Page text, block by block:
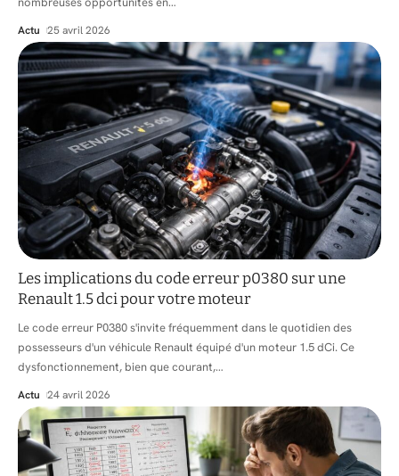
Actu 25 avril 2026
Les implications du code erreur p0380 sur une
Renault 1.5 dci pour votre moteur
Le code erreur P0380 s'invite fréquemment dans le quotidien des
possesseurs d'un véhicule Renault équipé d'un moteur 1.5 dCi. Ce
dysfonctionnement, bien que courant,…
Actu 24 avril 2026